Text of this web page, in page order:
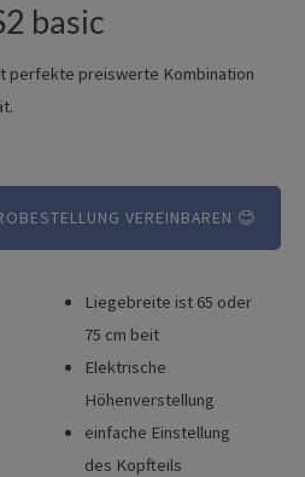
basic
perfekte preiswerte Kombination
VEREINBAREN 😊
Liegebreite ist 65 oder
75 cm beit
Elektrische
Höhenverstellung
einfache Einstellung
des Kopfteils